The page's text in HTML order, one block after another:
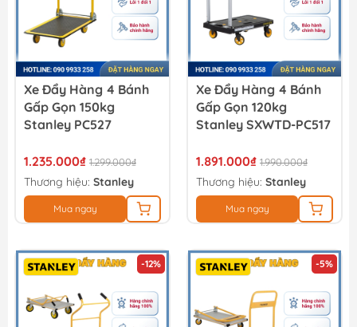
Xe Đẩy Hàng 4 Bánh
Gấp Gọn 150kg
Stanley PC527
1.235.000₫ 1.299.000₫
Thương hiệu: Stanley
Mua ngay
Xe Đẩy Hàng 4 Bánh
Gấp Gọn 120kg
Stanley SXWTD-PC517
1.891.000₫ 1.990.000₫
Thương hiệu: Stanley
Mua ngay
-12% -5%